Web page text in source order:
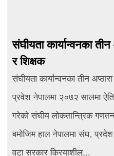
संघीयता कार्यान्वनका तीन
र शिक्षक
संघीयता कार्यान्वनका तीन
प्रवेश नेपालमा २०७२ सालमा
गरेको संघीय लोकतान्त्रिक
बमोजिम हाल नेपालमा संघ,
वटा सरकार क्रियाशील...